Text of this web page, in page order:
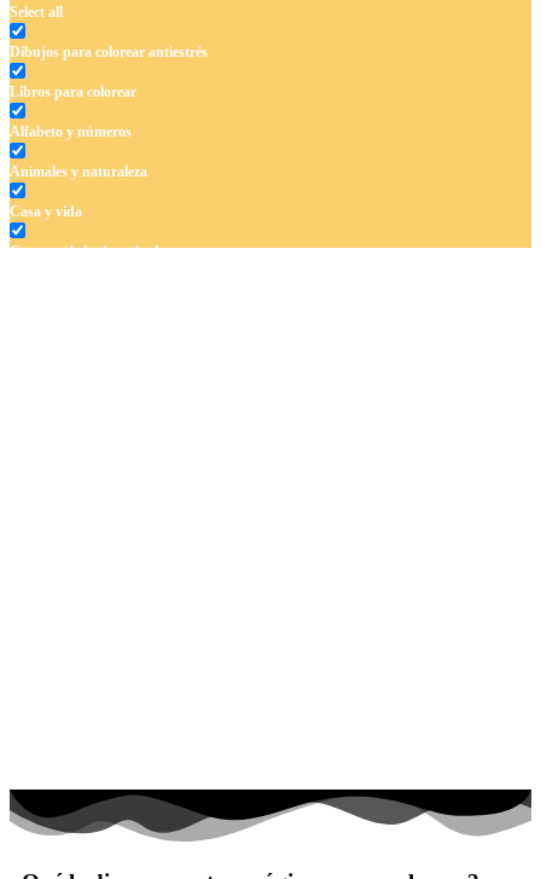
Select all
Dibujos para colorear antiestrés
Libros para colorear
Alfabeto y números
Animales y naturaleza
Casa y vida
Cuentos de hadas y hadas
Transporte